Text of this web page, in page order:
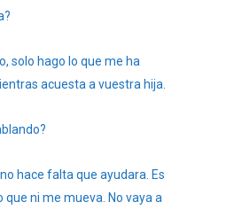
solo hago lo que me ha
acuesta a vuestra hija.
hace falta que ayudara. Es
que ni me mueva. No vaya a